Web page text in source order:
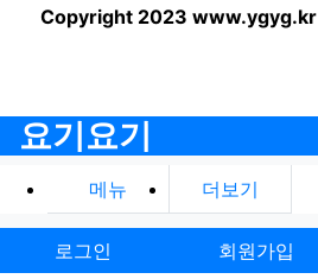
Copyright 2023 www.ygyg.kr
요기요기
메뉴 더보기
로그인 회원가입